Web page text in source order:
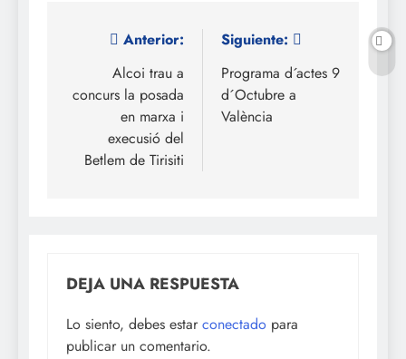
Navegación
entradas
Anterior:
Alcoi trau a
concurs la posada
en marxa i
execusió del
Betlem de Tirisiti
Siguiente:
Programa d´actes 9
d´Octubre a
València
DEJA UNA RESPUESTA
Lo siento, debes estar conectado para
publicar un comentario.